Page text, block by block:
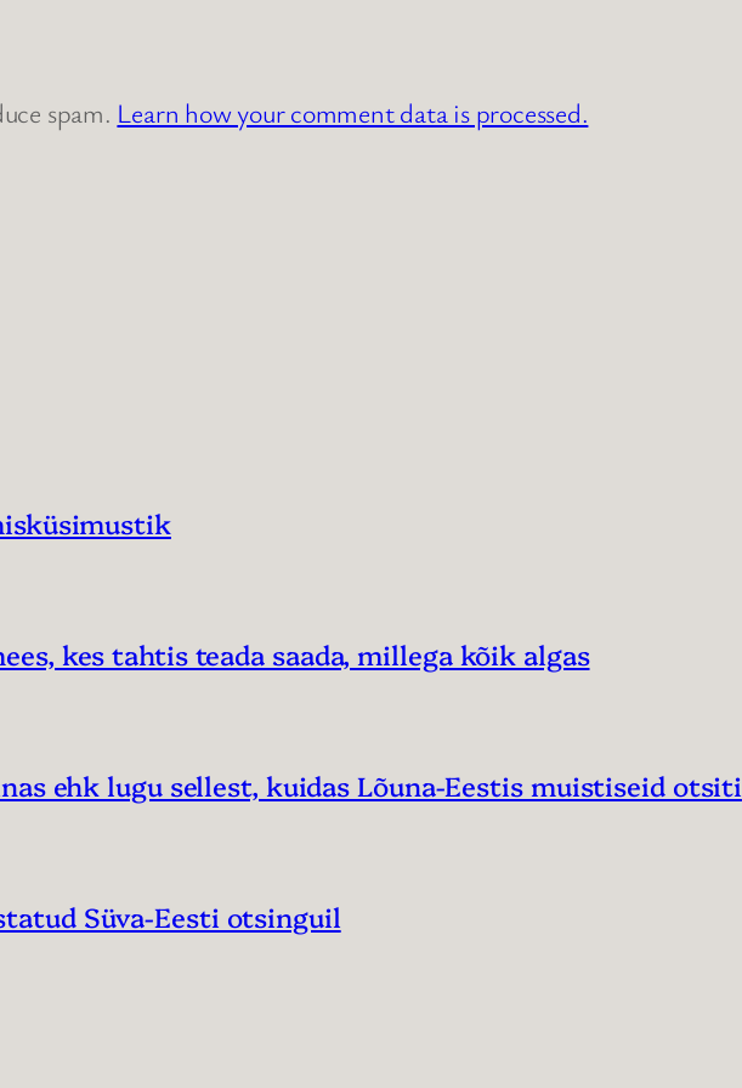
spam. Learn how your comment data is processed.
kes tahtis teada saada, millega kõik algas
ehk lugu sellest, kuidas Lõuna-Eestis muistiseid otsiti
Süva-Eesti otsinguil